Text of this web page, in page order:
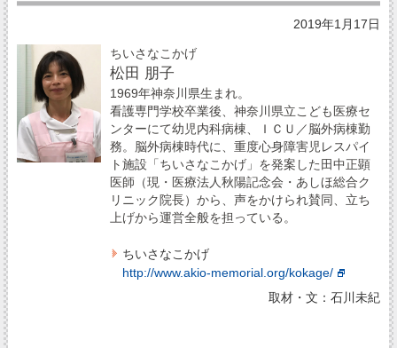
2019年1月17日
ちいさなこかげ
松田 朋子
1969年神奈川県生まれ。
看護専門学校卒業後、神奈川県立こども医療セ
ンターにて幼児内科病棟、ＩＣＵ／脳外病棟勤
務。脳外病棟時代に、重度心身障害児レスパイ
ト施設「ちいさなこかげ」を発案した田中正顕
医師（現・医療法人秋陽記念会・あしほ総合ク
リニック院長）から、声をかけられ賛同、立ち
上げから運営全般を担っている。
ちいさなこかげ
http://www.akio-memorial.org/kokage/
取材・文：石川未紀